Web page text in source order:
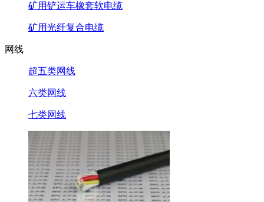
矿用铲运车橡套软电缆
矿用光纤复合电缆
网线
超五类网线
六类网线
七类网线